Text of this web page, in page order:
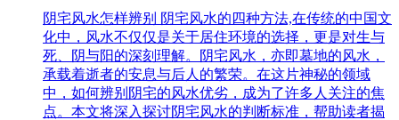
阴宅风水怎样辨别 阴宅风水的四种方法,在传统的中国文
化中，风水不仅仅是关于居住环境的选择，更是对生与
死、阴与阳的深刻理解。阴宅风水，亦即墓地的风水，
承载着逝者的安息与后人的繁荣。在这片神秘的领域
中，如何辨别阴宅的风水优劣，成为了许多人关注的焦
点。本文将深入探讨阴宅风水的判断标准，帮助读者揭